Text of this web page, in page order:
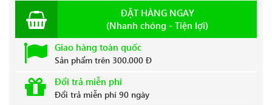
ĐẶT HÀNG NGAY
(Nhanh chóng - Tiện lợi)
Giao hàng toàn quốc
Sản phẩm trên 300.000 Đ
Đổi trả miễn phí
Đổi trả miễn phí 90 ngày